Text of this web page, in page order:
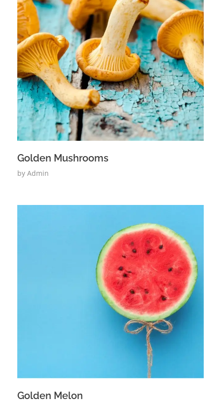
Golden Mushrooms
by Admin
Golden Melon